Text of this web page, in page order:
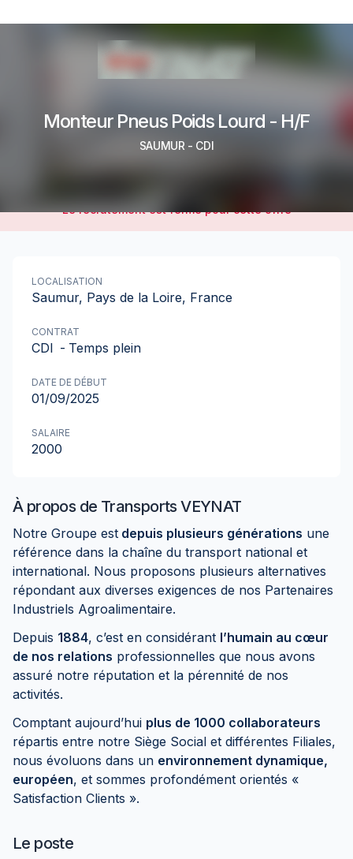
Monteur Pneus Poids Lourd - H/F
SAUMUR - CDI
Le recrutement est fermé pour cette offre
À propos de Transports VEYNAT
Notre Groupe est depuis plusieurs générations une
référence dans la chaîne du transport national et
international. Nous proposons plusieurs alternatives
répondant aux diverses exigences de nos Partenaires
Industriels Agroalimentaire.
Depuis 1884, c’est en considérant l’humain au cœur
de nos relations professionnelles que nous avons
assuré notre réputation et la pérennité de nos
activités.
Comptant aujourd’hui plus de 1000 collaborateurs
répartis entre notre Siège Social et différentes Filiales,
nous évoluons dans un environnement dynamique,
européen, et sommes profondément orientés «
Satisfaction Clients ».
Le poste
LOCALISATION
Saumur, Pays de la Loire, France
CONTRAT
CDI - Temps plein
DATE DE DÉBUT
01/09/2025
SALAIRE
2000